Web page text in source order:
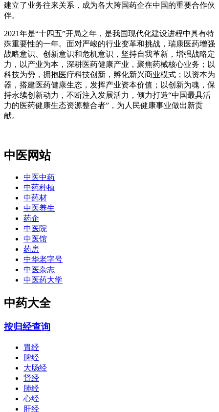
建立了业务往来关系，成为各大跨国药企在中国的重要合作伙
伴。
2021年是“十四五”开局之年，是我国现代化建设进程中具有特
殊重要性的一年。面对严峻的行业变革和挑战，瑞康医药增强
战略意识、创新意识和危机意识，坚持自我革新，增强战略定
力，以产业为本，深耕医药健康产业，聚焦药械核心业务；以
科技为势，拥抱医疗科技创新，孵化新兴商业模式；以资本为
器，搭建医药健康生态，发挥产业资本价值；以创新为魂，保
持永续创新动力，不断注入发展活力，倾力打造“中国最具活
力的医药健康生态资源整合者”，为人民健康事业做出新贡
献。
中医网站
中医中药
中药种植
中药材
中医养生
药企
中医院
中医馆
药房
中华老字号
中医杂志
中医药大学
中药大全
按归经查询
胃经
脾经
大肠经
肾经
肺经
心经
肝经